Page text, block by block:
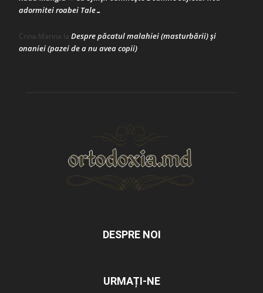
adormitei roabei Tale…
Crina Marina la Despre păcatul malahiei (masturbării) şi
onaniei (pazei de a nu avea copii)
DESPRE NOI
URMAȚI-NE